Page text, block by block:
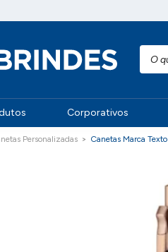
Corporativos
Personalizadas Canetas Marca Texto